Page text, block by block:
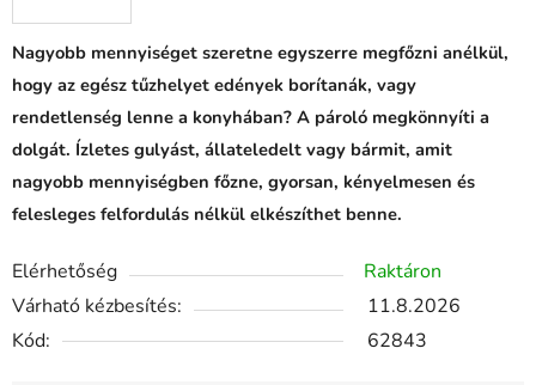
Nagyobb mennyiséget szeretne egyszerre megfőzni anélkül,
hogy az egész tűzhelyet edények borítanák, vagy
rendetlenség lenne a konyhában? A pároló megkönnyíti a
dolgát. Ízletes gulyást, állateledelt vagy bármit, amit
nagyobb mennyiségben főzne, gyorsan, kényelmesen és
felesleges felfordulás nélkül elkészíthet benne.
Elérhetőség
Raktáron
Várható kézbesítés:
11.8.2026
Kód:
62843